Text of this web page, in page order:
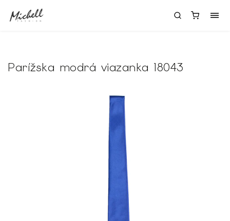
Parížska modrá viazanka 18043